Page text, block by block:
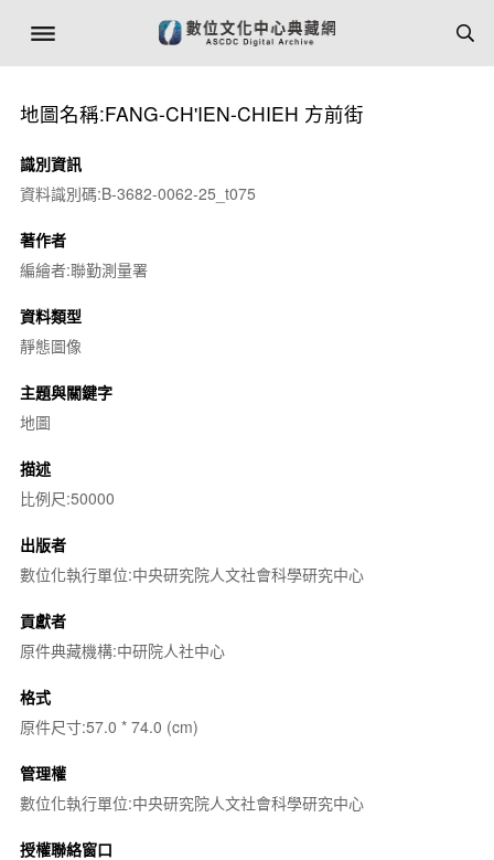
地圖名稱:FANG-CH'IEN-CHIEH 方前街
識別資訊
資料識別碼:B-3682-0062-25_t075
著作者
編繪者:聯勤測量署
資料類型
靜態圖像
主題與關鍵字
地圖
描述
比例尺:50000
出版者
數位化執行單位:中央研究院人文社會科學研究中心
貢獻者
原件典藏機構:中研院人社中心
格式
原件尺寸:57.0 * 74.0 (cm)
管理權
數位化執行單位:中央研究院人文社會科學研究中心
授權聯絡窗口